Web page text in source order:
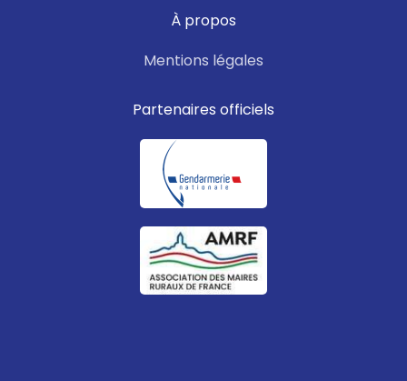
À propos
Mentions légales
Partenaires officiels